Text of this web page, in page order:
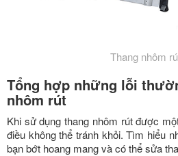
Thang nhôm
Tổng hợp những lỗi
nhôm rút
Khi sử dụng thang nhôm rút được
điều không thể tránh khỏi. Tìm hiểu
bạn bớt hoang mang và có thể sửa